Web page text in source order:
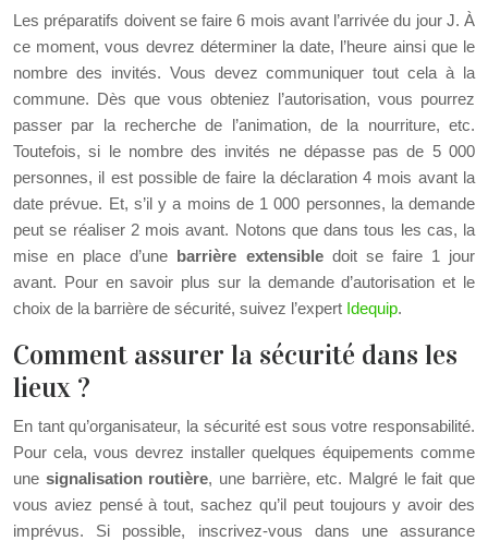
Les préparatifs doivent se faire 6 mois avant l’arrivée du jour J. À
ce moment, vous devrez déterminer la date, l’heure ainsi que le
nombre des invités. Vous devez communiquer tout cela à la
commune. Dès que vous obteniez l’autorisation, vous pourrez
passer par la recherche de l’animation, de la nourriture, etc.
Toutefois, si le nombre des invités ne dépasse pas de 5 000
personnes, il est possible de faire la déclaration 4 mois avant la
date prévue. Et, s’il y a moins de 1 000 personnes, la demande
peut se réaliser 2 mois avant. Notons que dans tous les cas, la
mise en place d’une barrière extensibledoit se faire 1 jour
avant. Pour en savoir plus sur la demande d’autorisation et le
choix de la barrière de sécurité, suivez l’expert Idequip.
Comment assurer la sécurité dans les
lieux ?
En tant qu’organisateur, la sécurité est sous votre responsabilité.
Pour cela, vous devrez installer quelques équipements comme
une signalisation routière, une barrière, etc. Malgré le fait que
vous aviez pensé à tout, sachez qu’il peut toujours y avoir des
imprévus. Si possible, inscrivez-vous dans une assurance